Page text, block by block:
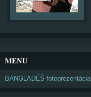
MENU
BANGLADÉŠ fotoprezentácia